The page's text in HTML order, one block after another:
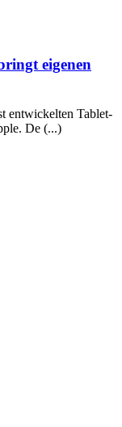
eigenen
entwickelten Tablet-
De (...)